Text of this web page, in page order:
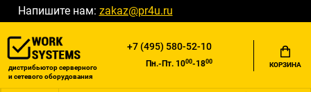
Напишите нам: zakaz@pr4u.ru
дистрибьютор серверного
и сетевого оборудования
+7 (495) 580-52-10
Пн.-Пт. 1000-1800 КОРЗИНА